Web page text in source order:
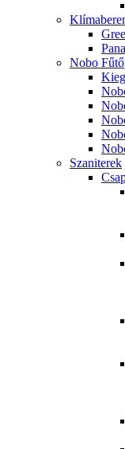
Nobo
Szaniterek